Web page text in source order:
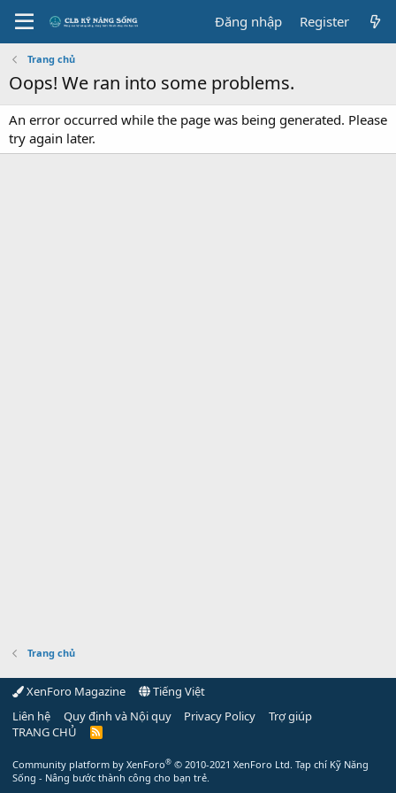
Đăng nhập Register
Trang chủ
Oops! We ran into some problems.
An error occurred while the page was being generated. Please
try again later.
Trang chủ
XenForo Magazine
Tiếng Việt
Liên hệ
Quy định và Nội quy Privacy Policy
Trợ giúp
TRANG CHỦ
R
Community platform by XenForo® © 2010-2021 XenForo Ltd. Tạp chí Kỹ Năng
Sống - Nâng bước thành công cho bạn trẻ.